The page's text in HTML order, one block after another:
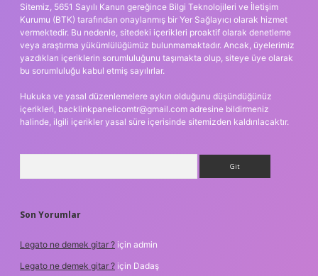
Sitemiz, 5651 Sayılı Kanun gereğince Bilgi Teknolojileri ve İletişim
Kurumu (BTK) tarafından onaylanmış bir Yer Sağlayıcı olarak hizmet
vermektedir. Bu nedenle, sitedeki içerikleri proaktif olarak denetleme
veya araştırma yükümlülüğümüz bulunmamaktadır. Ancak, üyelerimiz
yazdıkları içeriklerin sorumluluğunu taşımakta olup, siteye üye olarak
bu sorumluluğu kabul etmiş sayılırlar.
Hukuka ve yasal düzenlemelere aykırı olduğunu düşündüğünüz
içerikleri, backlinkpanelicomtr@gmail.com adresine bildirmeniz
halinde, ilgili içerikler yasal süre içerisinde sitemizden kaldırılacaktır.
Son Yorumlar
Legato ne demek gitar ? için admin
Legato ne demek gitar ? için Dadaş